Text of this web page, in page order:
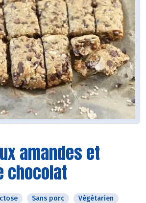
amandes et
chocolat
Sans porc
Végétarien